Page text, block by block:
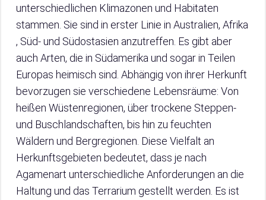
unterschiedlichen Klimazonen und Habitaten
stammen. Sie sind in erster Linie in Australien, Afrika
, Süd- und Südostasien anzutreffen. Es gibt aber
auch Arten, die in Südamerika und sogar in Teilen
Europas heimisch sind. Abhängig von ihrer Herkunft
bevorzugen sie verschiedene Lebensräume: Von
heißen Wüstenregionen, über trockene Steppen-
und Buschlandschaften, bis hin zu feuchten
Wäldern und Bergregionen. Diese Vielfalt an
Herkunftsgebieten bedeutet, dass je nach
Agamenart unterschiedliche Anforderungen an die
Haltung und das Terrarium gestellt werden. Es ist